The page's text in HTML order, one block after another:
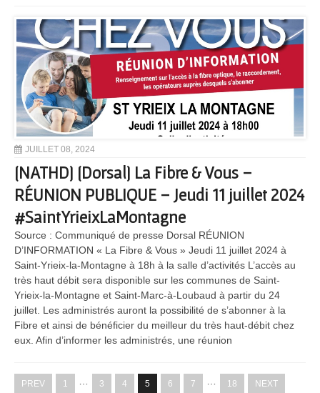
JUILLET 08, 2024
[NATHD] [Dorsal] La Fibre & Vous –
RÉUNION PUBLIQUE – Jeudi 11 juillet 2024
#SaintYrieixLaMontagne
Source : Communiqué de presse Dorsal RÉUNION
D’INFORMATION « La Fibre & Vous » Jeudi 11 juillet 2024 à
Saint-Yrieix-la-Montagne à 18h à la salle d’activités L’accès au
très haut débit sera disponible sur les communes de Saint-
Yrieix-la-Montagne et Saint-Marc-à-Loubaud à partir du 24
juillet. Les administrés auront la possibilité de s’abonner à la
Fibre et ainsi de bénéficier du meilleur du très haut-débit chez
eux. Afin d’informer les administrés, une réunion
PREV 1 3 4 5 6 7 18 NEXT